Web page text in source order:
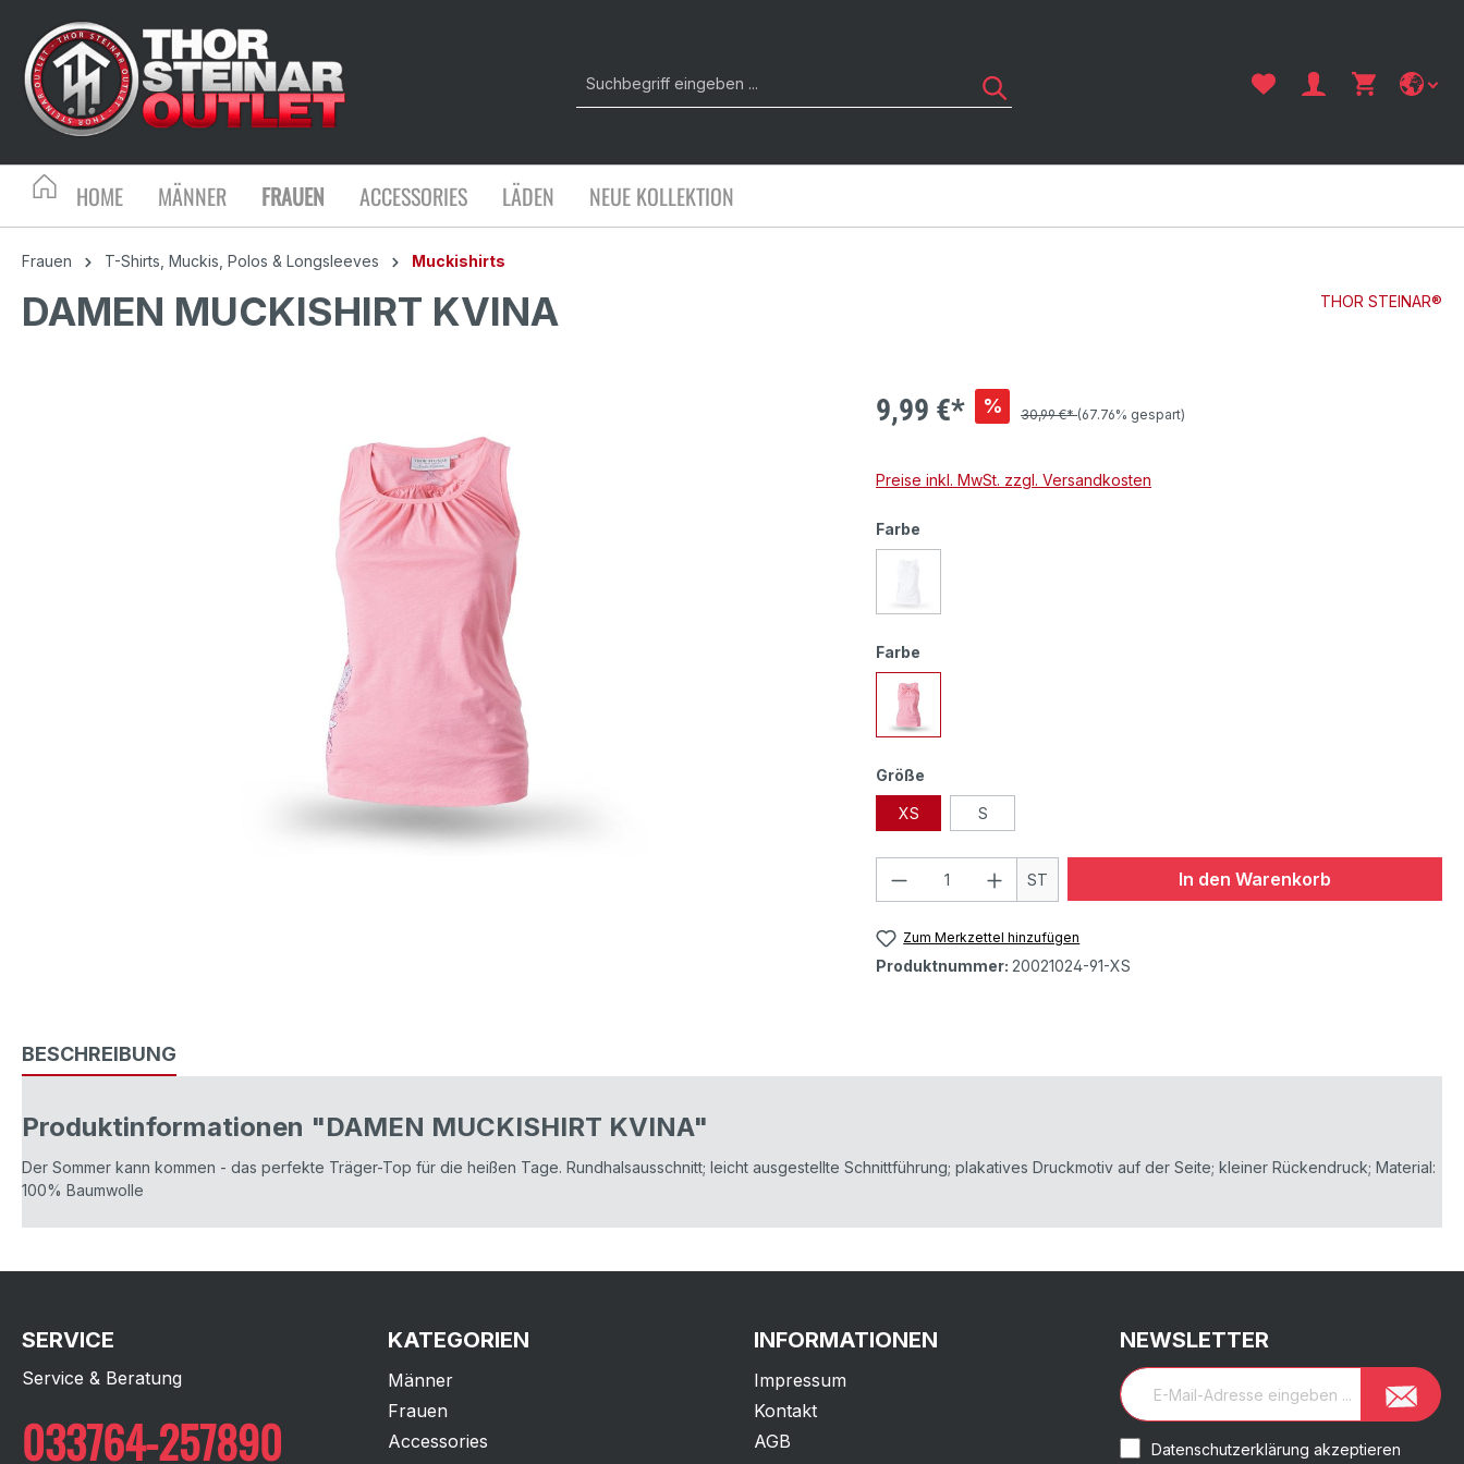
HOME MÄNNER FRAUEN ACCESSORIES LÄDEN NEUE KOLLEKTION
Frauen T-Shirts, Muckis, Polos & Longsleeves Muckishirts
DAMEN MUCKISHIRT KVINA THOR STEINAR®
9,99 €* % 30,99 €*(67.76% gespart)
Preise inkl. MwSt. zzgl. Versandkosten
Farbe
Farbe
Größe
XS S
ST In den Warenkorb
Zum Merkzettel hinzufügen
Produktnummer: 20021024-91-XS
BESCHREIBUNG
Produktinformationen "DAMEN MUCKISHIRT KVINA"
Der Sommer kann kommen - das perfekte Träger-Top für die heißen Tage. Rundhalsausschnitt; leicht ausgestellte Schnittführung; plakatives Druckmotiv auf der Seite; kleiner Rückendruck; Material:
100% Baumwolle
SERVICE
Service & Beratung
033764-257890
KATEGORIEN
Männer
Frauen
Accessories
INFORMATIONEN
Impressum
Kontakt
AGB
NEWSLETTER
Datenschutzerklärung akzeptieren